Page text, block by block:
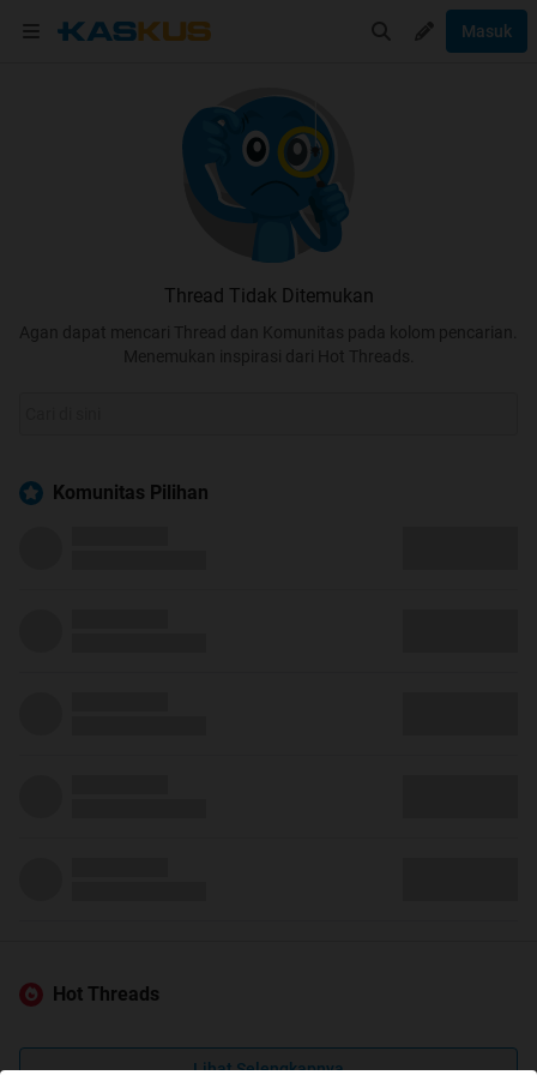
Masuk
Thread Tidak Ditemukan
Agan dapat mencari Thread dan Komunitas pada kolom pencarian.
Menemukan inspirasi dari Hot Threads.
Komunitas Pilihan
Hot Threads
Lihat Selengkapnya